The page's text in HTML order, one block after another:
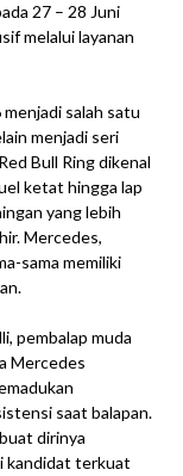
27 – 28 Juni
melalui layanan
salah satu
menjadi seri
Bull Ring dikenal
ketat hingga lap
yang lebih
Mercedes,
sama memiliki
pembalap muda
Mercedes
saat balapan.
dirinya
kandidat terkuat